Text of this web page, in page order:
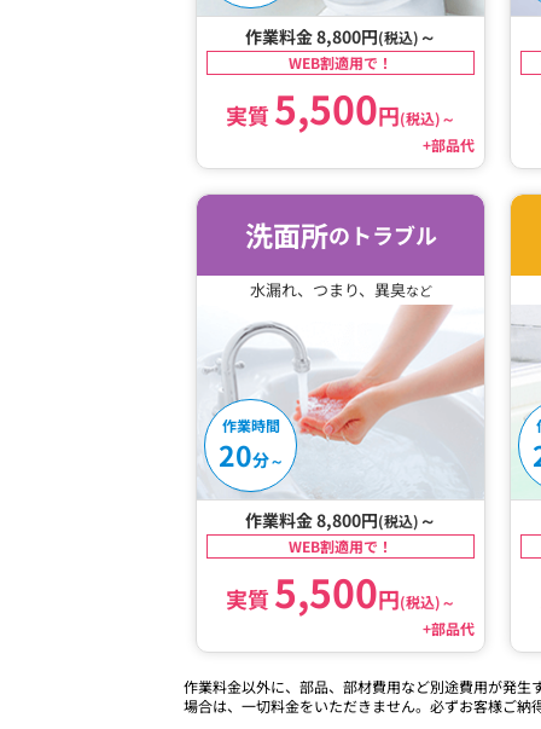
作業料金 8,800円(税込) ～
WEB割適用で！
実質 5,500円(税込)～
+部品代
洗面所のトラブル
水漏れ、つまり、異臭など
作業時間
20分～
作業料金 8,800円(税込) ～
WEB割適用で！
実質 5,500円(税込)～
+部品代
作業料金以外に、部品、部材費用など別途費用が発
場合は、一切料金をいただきません。必ずお客様ご